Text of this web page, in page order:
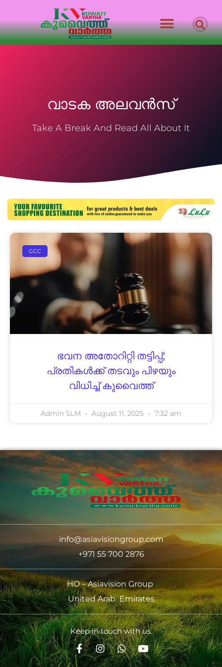
വാടക അലവൻസ്
Take A Break And Read All About It
GCC
ഭവന അതോറിറ്റി തട്ടിപ്പ്;
പ്രതികൾക്ക് തടവും പിഴയും
വിധിച്ച് കുവൈത്ത്
Admin SLM August 11, 2025 7:32 am
info@asiavisiongroup.com
+971 55 700 2876
HO – Asiavision Group
United Arab Emirates
Keep in touch with us.